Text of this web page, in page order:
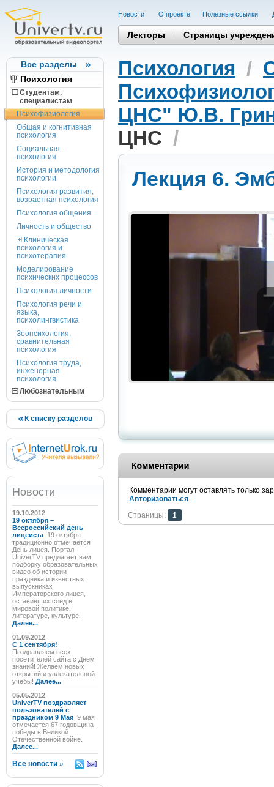
Все разделы
Психология
Студентам,
cпециалистам
Психофизиология
Общая и когнитивная
психология
Социальная
психология
История и методология
психологии
Психология развития,
возрастная психология
Психология общения
Личность и общество
Клиническая
психология и
психотерапия
Моделирование
психических процессов
Психология личности
Психология речи и
языка,
психолингвистика
Зоопсихология,
сравнительная
психология
Психология труда,
инженерная
психология
Любознательным
К списку разделов
Новости
19.10.2012
19 октября –
Всероссийский день
лицеиста 19 октября
традиционно отмечается
День лицея. Портал
UniverTV предлагает вам
подборку образовательных
видео об истории
праздника и известных
выпускниках
Императорского лицея,
оставивших след в
мировой политике,
литературе, культуре.
Далее...
01.09.2012
C 1 сентября!
Поздравляем всех
посетителей сайта с Днём
знаний! Желаем новых
открытий и увлекательной
учёбы! Далее...
05.05.2012
UniverTV поздравляет
пользователей с
праздником 9 Мая 9 мая
отмечается 67 годовщина
победы в Великой
Отечественной войне.
Далее...
Все новости »
Новости О проекте Полезные cсылки
Лекторы Страницы
Психология /
ЦНС" Ю.В.
ЦНС /
Лекция 6.
Комментарии могут оставлять только
Авторизоваться
Страницы:
1